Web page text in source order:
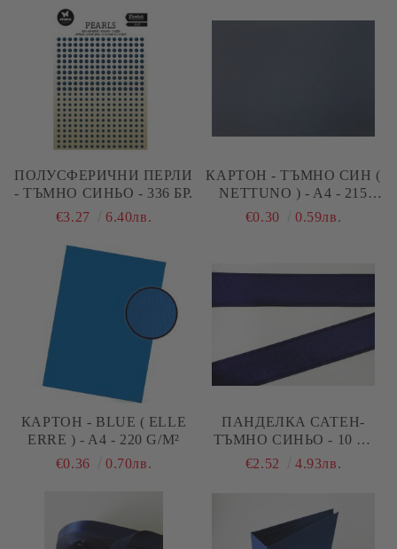
ПОЛУСФЕРИЧНИ ПЕРЛИ
- ТЪМНО СИНЬО - 336 БР.
€3.27
6.40лв.
КАРТОН - ТЪМНО СИН (
NETTUNO ) - A4 - 215
G/M²
€0.30 0.59лв.
КАРТОН - BLUE ( ELLE
ERRE ) - A4 - 220 G/M²
€0.36
0.70лв.
ПАНДЕЛКА САТЕН-
ТЪМНО СИНЬО - 10 М.
№98
€2.52 4.93лв.